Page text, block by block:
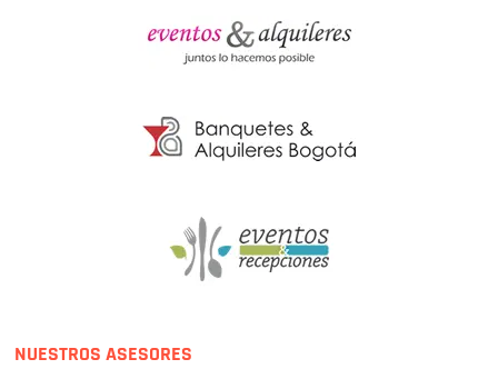
NUESTROS ASESORES